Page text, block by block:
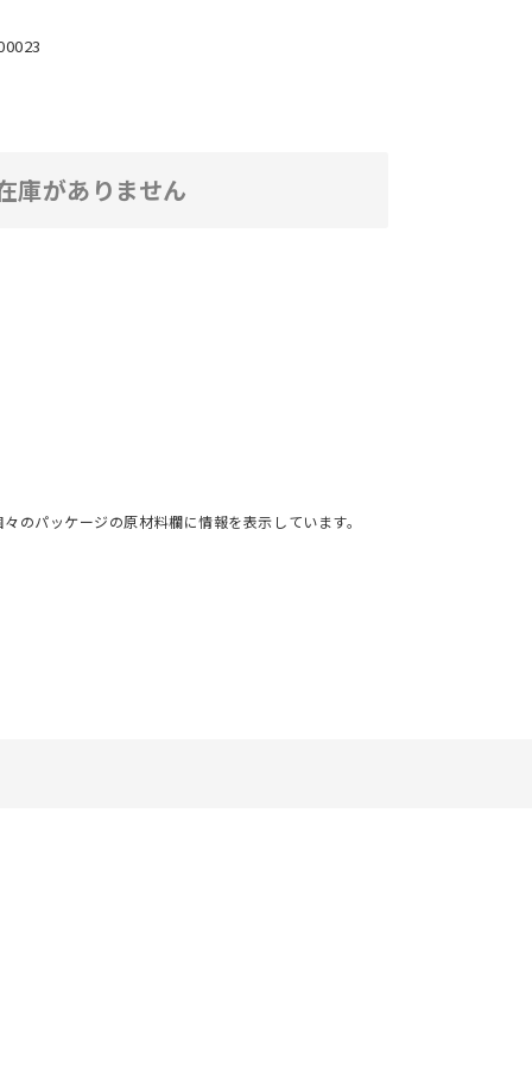
庫がありません
のパッケージの原材料欄に情報を表示しています。